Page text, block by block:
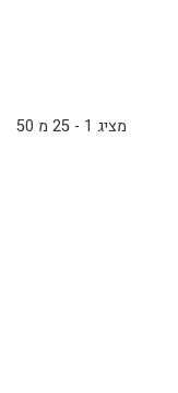
מציג 1 - 25 מ 50